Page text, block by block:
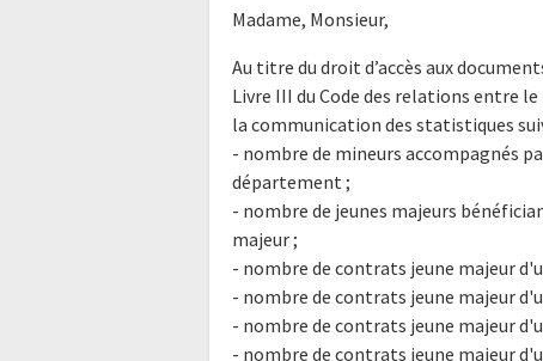
Madame, Monsieur,
Au titre du droit d’accès aux
Livre III du Code des relations entre
la communication des statistiques
- nombre de mineurs accompagnés
département ;
- nombre de jeunes majeurs
majeur ;
- nombre de contrats jeune majeur
- nombre de contrats jeune majeur
- nombre de contrats jeune majeur
- nombre de contrats jeune majeur